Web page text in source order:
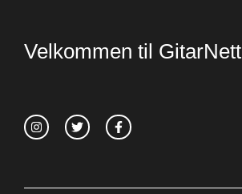
Velkommen til GitarNett